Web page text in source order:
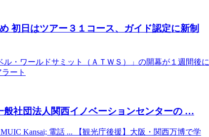
初日はツアー３１コース、ガイド認定に新制
・ワールドサミット（ＡＴＷＳ）」の開幕が１週間後に
ート
社団法人関西イノベーションセンターの …
Kansai; 電話 ... 【観光庁後援】大阪・関西万博で学